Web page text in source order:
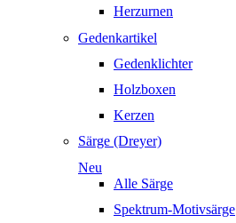
Herzurnen
Gedenkartikel
Gedenklichter
Holzboxen
Kerzen
Särge (Dreyer)
Neu
Alle Särge
Spektrum-Motivsärge